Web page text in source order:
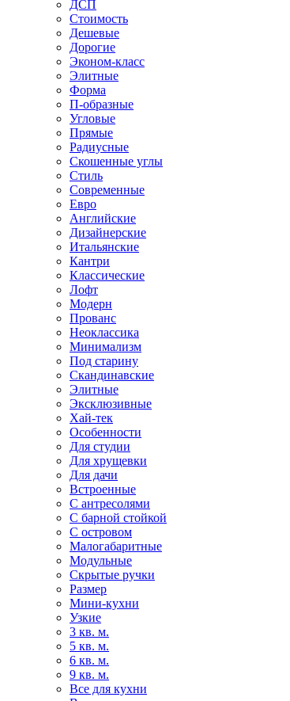
ДСП
Стоимость
Дешевые
Дорогие
Эконом-класс
Элитные
Форма
П-образные
Угловые
Прямые
Радиусные
Скошенные углы
Стиль
Современные
Евро
Английские
Дизайнерские
Итальянские
Кантри
Классические
Лофт
Модерн
Прованс
Неоклассика
Минимализм
Под старину
Скандинавские
Элитные
Эксклюзивные
Хай-тек
Особенности
Для студии
Для хрущевки
Для дачи
Встроенные
С антресолями
С барной стойкой
С островом
Малогабаритные
Модульные
Скрытые ручки
Размер
Мини-кухни
Узкие
3 кв. м.
5 кв. м.
6 кв. м.
9 кв. м.
Все для кухни